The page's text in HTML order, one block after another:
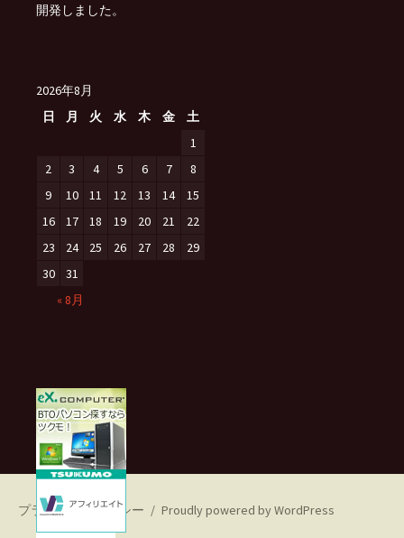
開発しました。
2026年8月
日
月 火 水 木 金
土
1
2
3 4 5 6 7
8
9
10 11 12 13 14
15
16
17 18 19 20 21
22
23
24 25 26 27 28
29
30
31
« 8月
プライバシーポリシー Proudly powered by WordPress